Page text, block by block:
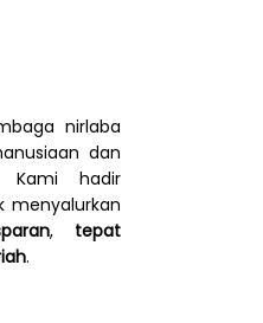
nirlaba
dan
Kami hadir
menyalurkan
, tepat
.